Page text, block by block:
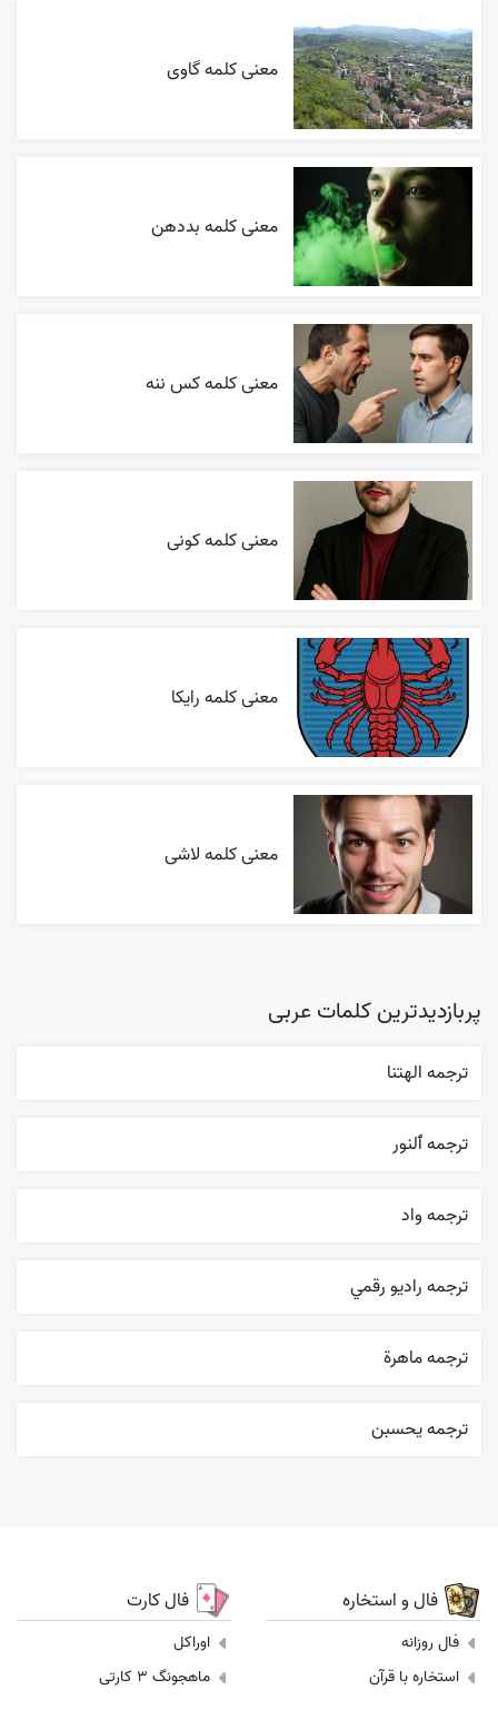
معنی کلمه گاوی
معنی کلمه بددهن
معنی کلمه کس ننه
معنی کلمه کونی
معنی کلمه رایکا
معنی کلمه لاشی
پربازدیدترین کلمات عربی
ترجمه الهتنا
ترجمه ٱلنور
ترجمه واد
ترجمه راديو رقمي
ترجمه ماهرة
ترجمه يحسبن
فال و استخاره
فال روزانه
استخاره با قرآن
فال کارت
اوراکل
ماهجونگ 3 کارتی